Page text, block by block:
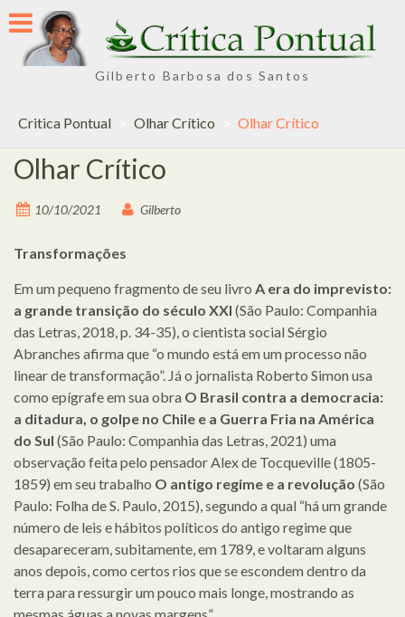
Skip
to
content
Gilberto Barbosa dos Santos
Critica Pontual Olhar Crítico Olhar Crítico
Olhar Crítico
10/10/2021 Gilberto
Transformações
Em um pequeno fragmento de seu livro A era do imprevisto:
a grande transição do século XXI (São Paulo: Companhia
das Letras, 2018, p. 34-35), o cientista social Sérgio
Abranches afirma que “o mundo está em um processo não
linear de transformação”. Já o jornalista Roberto Simon usa
como epígrafe em sua obra O Brasil contra a democracia:
a ditadura, o golpe no Chile e a Guerra Fria na América
do Sul (São Paulo: Companhia das Letras, 2021) uma
observação feita pelo pensador Alex de Tocqueville (1805-
1859) em seu trabalho O antigo regime e a revolução (São
Paulo: Folha de S. Paulo, 2015), segundo a qual “há um grande
número de leis e hábitos políticos do antigo regime que
desapareceram, subitamente, em 1789, e voltaram alguns
anos depois, como certos rios que se escondem dentro da
terra para ressurgir um pouco mais longe, mostrando as
mesmas águas a novas margens”.